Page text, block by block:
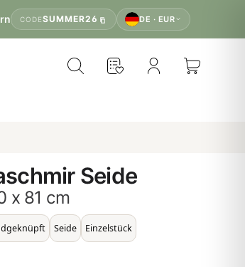
CODESUMMER26 DE · EUR
Seide
x 81 cm
Seide Einzelstück